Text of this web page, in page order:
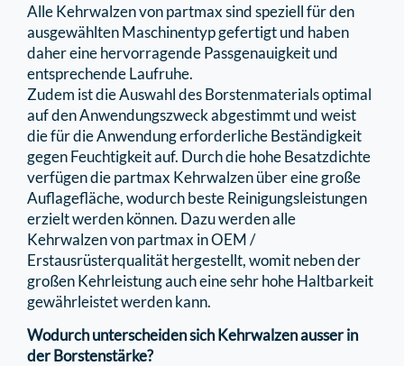
Alle Kehrwalzen von partmax sind speziell für den
ausgewählten Maschinentyp gefertigt und haben
daher eine hervorragende Passgenauigkeit und
entsprechende Laufruhe.
Zudem ist die Auswahl des Borstenmaterials optimal
auf den Anwendungszweck abgestimmt und weist
die für die Anwendung erforderliche Beständigkeit
gegen Feuchtigkeit auf. Durch die hohe Besatzdichte
verfügen die partmax Kehrwalzen über eine große
Auﬂageﬂäche, wodurch beste Reinigungsleistungen
erzielt werden können. Dazu werden alle
Kehrwalzen von partmax in OEM /
Erstausrüsterqualität hergestellt, womit neben der
großen Kehrleistung auch eine sehr hohe Haltbarkeit
gewährleistet werden kann.
Wodurch unterscheiden sich Kehrwalzen ausser in
der Borstenstärke?